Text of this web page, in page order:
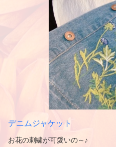
デニムジャケット
お花の刺繍が可愛いの～♪